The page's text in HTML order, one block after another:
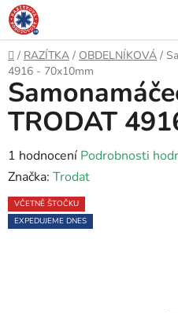
Přejít
na
obsah
Domů
/ RAZÍTKA / OBDELNÍKOVÁ /
4916 - 70x10mm
TRODAT
Průměrné
hodnocení
produktu
je
1 hodnocení Podrobnosti
Značka: Trodat
VČETNĚ ŠTOČKU
EXPEDUJEME DNES